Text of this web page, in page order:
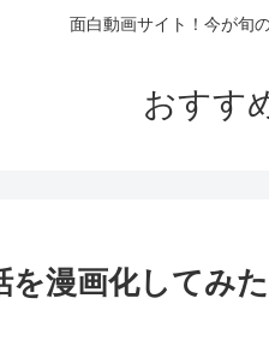
面白動画サイト！今が旬
おすす
を漫画化してみ